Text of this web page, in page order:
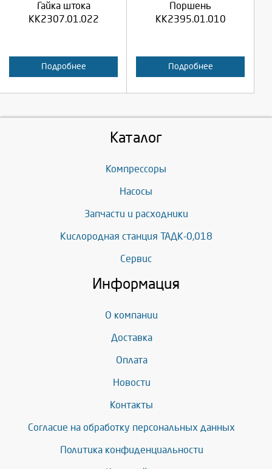
Гайка штока
КК2307.01.022
Подробнее
Отмена
Поршень
КК2395.01.010
Подробнее
Отмена
Каталог
Компрессоры
Насосы
Запчасти и расходники
Кислородная станция ТАДК-0,018
Сервис
Информация
О компании
Доставка
Оплата
Новости
Контакты
Согласие на обработку персональных данных
Политика конфиденциальности